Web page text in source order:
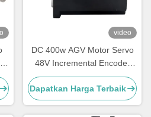
video
DC 400w AGV Motor Servo
48V Incremental Encoder
Umpan Balik 11A 400w
Motor Servo
Dapatkan Harga Terbaik